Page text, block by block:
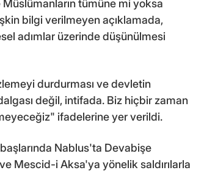
tümüne mi yoksa
bilgi verilmeyen açıklamada,
adımlar üzerinde düşünülmesi
durdurması ve devletin
değil, intifada. Biz hiçbir zaman
ifadelerine yer verildi.
Nablus'ta Devabişe
Mescid-i Aksa'ya yönelik saldırılarla